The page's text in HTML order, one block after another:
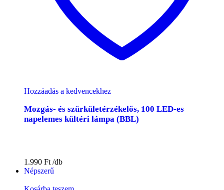
Hozzáadás a kedvencekhez
Mozgás- és szürkületérzékelős, 100 LED-es
napelemes kültéri lámpa (BBL)
1.990 Ft
Népszerű